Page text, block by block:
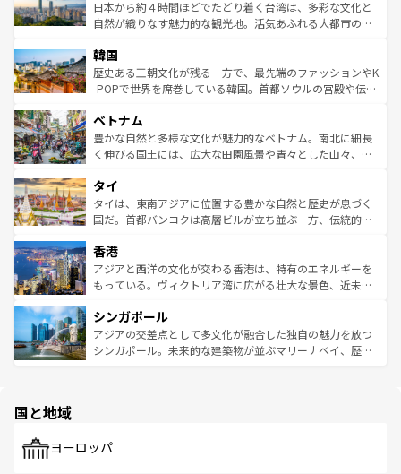
情報はコンテンツ一覧を参照してほしい。
人々、おいしいローカルフードやハワイアンミュージッ
ク、伝統的なフラダンスなど、すべてがハワイの魅力を彩
ワイを、存分に味わってほしい。 なお、新着のハワイ情報
はコンテンツ一覧を参照してほしい。
ク）、タスマニアの美しい原生林やケアンズの熱帯雨林な
ど、見どころがたくさん。また、カフェやワイン、オージ
いる。アクティビティも充実しており、サーフィンやダイ
ビング、ハイキングなど、アウトドア好きにはたまらな
い。オーストラリアの多彩な魅力を存分に味わいつくそ
参照してほしい。
日本から約４時間ほどでたどり着く台湾は、多彩な文化と
自然が織りなす魅力的な観光地。活気あふれる大都市の台
ン）、静ひつな山岳地帯である台湾東部など、都市の喧騒
と山間の静けさが共存しており、訪れる人に新しい発見と
驚きをもたらしてくれる。また、奥深い台湾の食文化も魅
容にもいいと評判のスイーツなど、バラエティ豊かな料理
が味わえる。 なお、新着の台湾情報は コンテンツ一覧を参
照してほしい。
韓国
歴史ある王朝文化が残る一方で、最先端のファッションやK
-POPで世界を席巻している韓国。首都ソウルの宮殿や伝統
き、地方に足を延ばせば四季折々の自然美を楽しむことが
できる。そして、キムチや焼肉、絶品のストリートフード
まで、さまざまな韓国料理が待っている。夜には、韓国な
リティに包まれながら、韓国の多彩な魅力を心ゆくまで味
わってみてほしい。 なお、新着の韓国情報はコンテンツ一
覧を参照してほしい。
ベトナム
豊かな自然と多様な文化が魅力的なベトナム。南北に細長
く伸びる国土には、広大な田園風景や青々とした山々、世
急速な発展と共に伝統が息づく。ハノイの古い町並みやホ
ーチミン市のフランス統治時代の建物も、独特の雰囲気を
醸し出している。また、バラエティの豊かさとおいしさで
とつ。フォーやバインミー、ベトナムコーヒーなどは、ぜ
ひ現地で味わいたい。どの地域を訪れてもあたたかい人々
が旅行者を迎えてくれるので、きっと忘れられない旅にな
参照してほしい。
タイ
タイは、東南アジアに位置する豊かな自然と歴史が息づく
国だ。首都バンコクは高層ビルが立ち並ぶ一方、伝統的な
の活気が交差している。北部ではチェンマイなどの山岳地
帯で自然と触れ合い、南部ではプーケットやクラビの美し
いビーチでリゾート気分を楽しむことができる。タイ料理
激する。気候は一年中温暖で、どの季節にも異なる楽しみ
が待っている。親しみやすいタイの人々、仏教を中心とし
た文化、そして多様な観光資源が、訪れる旅人を魅了し続
香港
アジアと西洋の文化が交わる香港は、特有のエネルギーを
もっている。ヴィクトリア湾に広がる壮大な景色、近未来
み、どこを訪れても感動するはず。観光スポットが密集し
ており、効率よく見どころを回れるのも魅力。息をのむよ
うな絶景から文化的な体験まで、香港を存分に楽しみ尽く
シンガポール
アジアの交差点として多文化が融合した独自の魅力を放つ
シンガポール。未来的な建築物が並ぶマリーナベイ、歴史
で、ホーカーズは地元の風情を楽しめる外せないスポット
国と地域
ヨーロッパ